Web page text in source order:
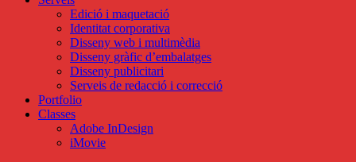
Edició i maquetació
Identitat corporativa
Disseny web i multimèdia
Disseny gràfic d’embalatges
Disseny publicitari
Serveis de redacció i correcció
Portfolio
Classes
Adobe InDesign
iMovie